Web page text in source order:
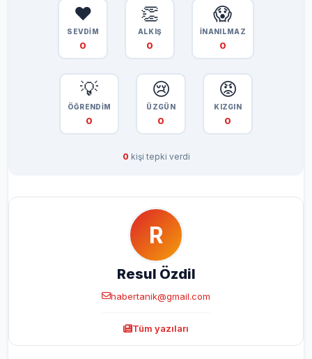
❤️
SEVDİM
0
👏
ALKIŞ
0
😱
İNANILMAZ
0
💡
ÖĞRENDİM
0
😢
ÜZGÜN
0
😡
KIZGIN
0
0 kişi tepki verdi
R
Resul Özdil
habertanik@gmail.com
Tüm yazıları